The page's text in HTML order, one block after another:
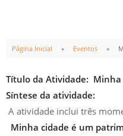
Página Inicial Eventos
Título da Atividade:
Síntese da atividade:
A atividade inclui três
Minha cidade é um